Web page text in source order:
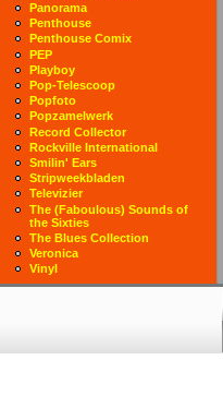
Panorama
Penthouse
Penthouse Comix
PEP
Playboy
Pop-Telescoop
Popfoto
Popzamelwerk
Record Collector
Rockville International
Smilin' Ears
Stripweekbladen
Televizier
The (Faboulous) Sounds of
the Sixties
The Blues Collection
Veronica
Vinyl